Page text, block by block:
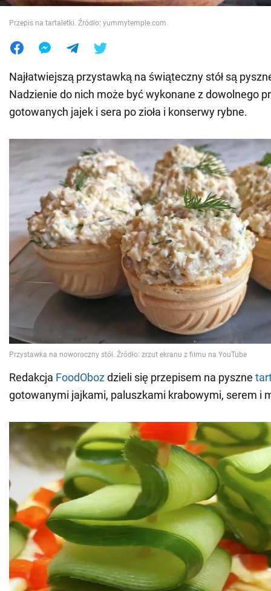
Jedzenie
Przepis na tartaletki. Źródło: yummytemple.com
Najłatwiejszą przystawką na świąteczny stół są
Nadzienie do nich może być wykonane z dowolnego
gotowanych jajek i sera po zioła i konserwy rybne.
Redakcja FoodObozdzieli się przepisem na pyszne
gotowanymi jajkami, paluszkami krabowymi, serem i